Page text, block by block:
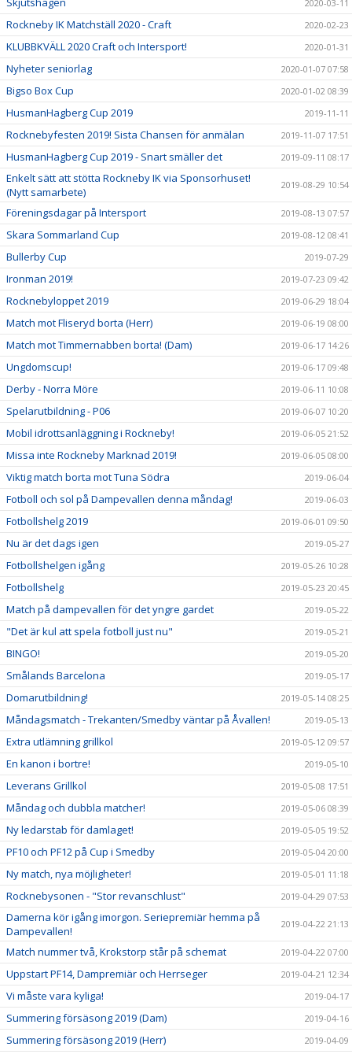
2020-03-11
Rockneby IK Matchställ 2020 - Craft 2020-02-23
KLUBBKVÄLL 2020 Craft och Intersport! 2020-01-31
Nyheter seniorlag 2020-01-07 07:58
Bigso Box Cup 2020-01-02 08:39
HusmanHagberg Cup 2019 2019-11-11
Rocknebyfesten 2019! Sista Chansen för anmälan 2019-11-07 17:51
HusmanHagberg Cup 2019 - Snart smäller det 2019-09-11 08:17
Enkelt sätt att stötta Rockneby IK via Sponsorhuset!
(Nytt samarbete)
2019-08-29 10:54
Föreningsdagar på Intersport 2019-08-13 07:57
Skara Sommarland Cup 2019-08-12 08:41
Bullerby Cup 2019-07-29
Ironman 2019! 2019-07-23 09:42
Rocknebyloppet 2019 2019-06-29 18:04
Match mot Fliseryd borta (Herr) 2019-06-19 08:00
Match mot Timmernabben borta! (Dam) 2019-06-17 14:26
Ungdomscup! 2019-06-17 09:48
Derby - Norra Möre 2019-06-11 10:08
Spelarutbildning - P06 2019-06-07 10:20
Mobil idrottsanläggning i Rockneby! 2019-06-05 21:52
Missa inte Rockneby Marknad 2019! 2019-06-05 08:00
Viktig match borta mot Tuna Södra 2019-06-04
Fotboll och sol på Dampevallen denna måndag! 2019-06-03
Fotbollshelg 2019 2019-06-01 09:50
Nu är det dags igen 2019-05-27
Fotbollshelgen igång 2019-05-26 10:28
Fotbollshelg 2019-05-23 20:45
Match på dampevallen för det yngre gardet 2019-05-22
"Det är kul att spela fotboll just nu" 2019-05-21
BINGO! 2019-05-20
Smålands Barcelona 2019-05-17
Domarutbildning! 2019-05-14 08:25
Måndagsmatch - Trekanten/Smedby väntar på Åvallen! 2019-05-13
Extra utlämning grillkol 2019-05-12 09:57
En kanon i bortre! 2019-05-10
Leverans Grillkol 2019-05-08 17:51
Måndag och dubbla matcher! 2019-05-06 08:39
Ny ledarstab för damlaget! 2019-05-05 19:52
PF10 och PF12 på Cup i Smedby 2019-05-04 20:00
Ny match, nya möjligheter! 2019-05-01 11:18
Rocknebysonen - "Stor revanschlust" 2019-04-29 07:53
Damerna kör igång imorgon. Seriepremiär hemma på
Dampevallen!
2019-04-22 21:13
Match nummer två, Krokstorp står på schemat 2019-04-22 07:00
Uppstart PF14, Dampremiär och Herrseger 2019-04-21 12:34
Vi måste vara kyliga! 2019-04-17
Summering försäsong 2019 (Dam) 2019-04-16
Summering försäsong 2019 (Herr) 2019-04-09